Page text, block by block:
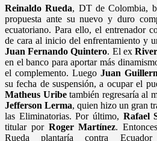
Reinaldo Rueda, DT de Colombia,
propuesta ante su nuevo y duro
ecuatoriano. Para ello, el entrenador
de cara al inicio del enfrentamiento y
Juan Fernando Quintero. El ex
en el banco para aportar más
el complemento. Luego Juan
su fecha de suspensión, a ocupar el
Matheus Uribetambién regresaría al
Jefferson Lerma, quien hizo un gran
las Eliminatorias. Por último, Rafael
titular por Roger Martínez.
Rueda plantaría contra